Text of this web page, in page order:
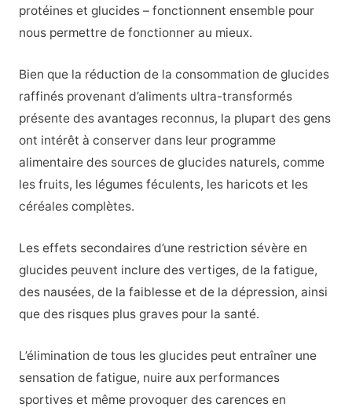
protéines et glucides – fonctionnent ensemble pour
nous permettre de fonctionner au mieux.
Bien que la réduction de la consommation de glucides
raffinés provenant d’aliments ultra-transformés
présente des avantages reconnus, la plupart des gens
ont intérêt à conserver dans leur programme
alimentaire des sources de glucides naturels, comme
les fruits, les légumes féculents, les haricots et les
céréales complètes.
Les effets secondaires d’une restriction sévère en
glucides peuvent inclure des vertiges, de la fatigue,
des nausées, de la faiblesse et de la dépression, ainsi
que des risques plus graves pour la santé.
L’élimination de tous les glucides peut entraîner une
sensation de fatigue, nuire aux performances
sportives et même provoquer des carences en